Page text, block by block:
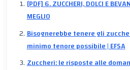
[PDF] 6. ZUCCHERI, DOLCI E
MEGLIO
Bisognerebbe tenere gli
minimo tenore possibile | EFSA
Zuccheri: le risposte alle